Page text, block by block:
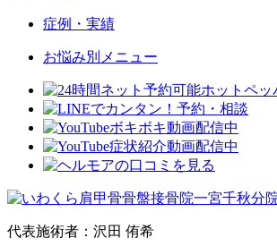
症例・実績
お悩み別メニュー
代表施術者：沢田 侑希